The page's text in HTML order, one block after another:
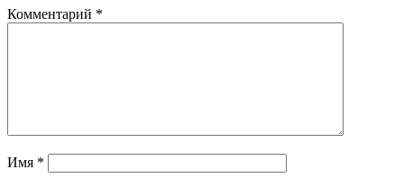
Комментарий *
Имя *